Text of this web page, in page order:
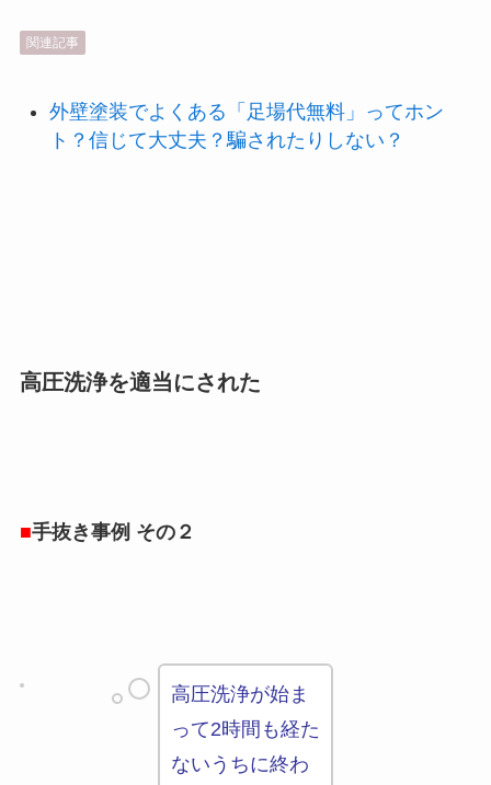
関連記事
外壁塗装でよくある「足場代無料」ってホン
ト？信じて大丈夫？騙されたりしない？
高圧洗浄を適当にされた
■手抜き事例 その２
高圧洗浄が始ま
って2時間も経た
ないうちに終わ